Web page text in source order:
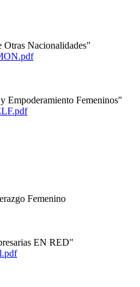
Otras Nacionalidades"
Empoderamiento Femeninos"
Femenino
EN RED"